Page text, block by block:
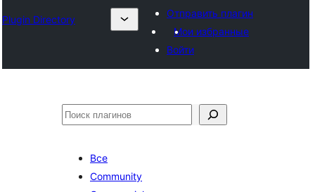
Plugin Directory
Отправить плагин
Мои избранные
Войти
Поиск
Все
Community